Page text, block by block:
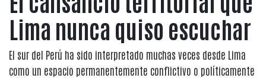
Lima nunca quiso escuchar
El sur del Perú ha sido interpretado muchas veces desde Lima
como un espacio permanentemente conflictivo o políticamente